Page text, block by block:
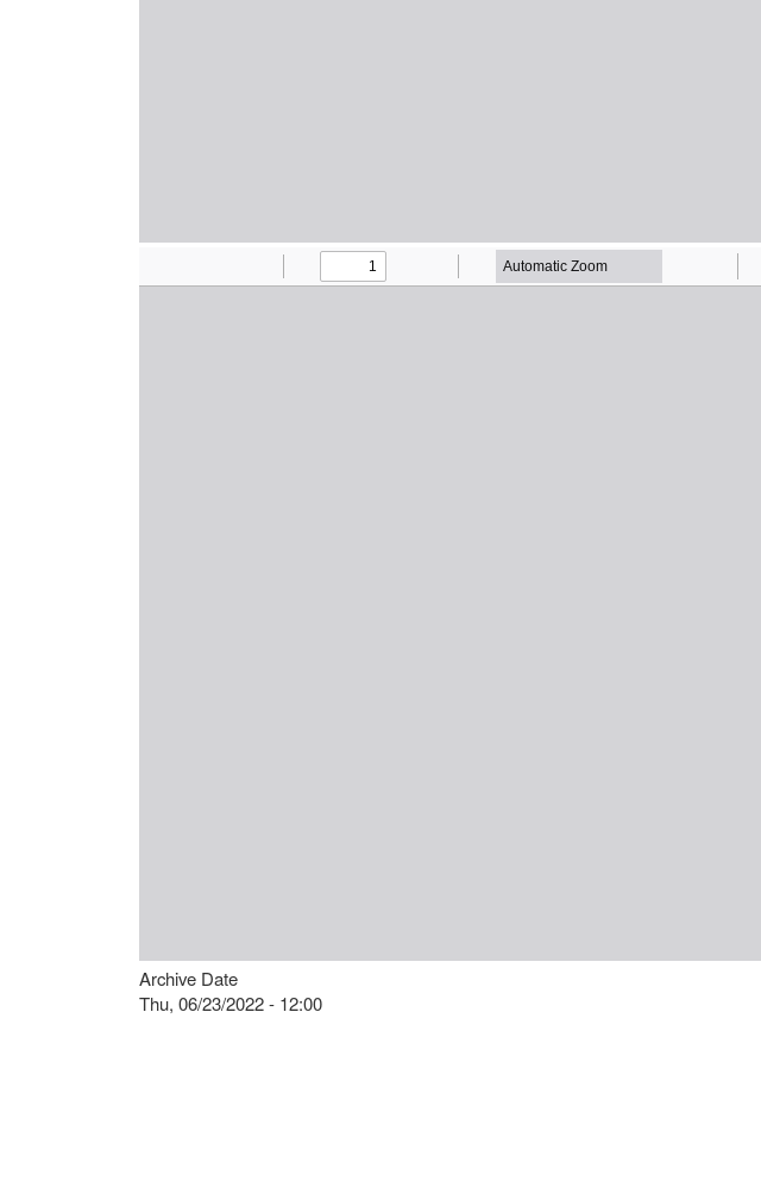
Archive Date
Thu, 06/23/2022 - 12:00